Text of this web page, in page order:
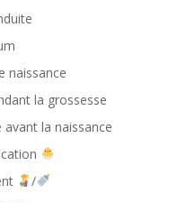
naissance
la grossesse
avant la naissance
/